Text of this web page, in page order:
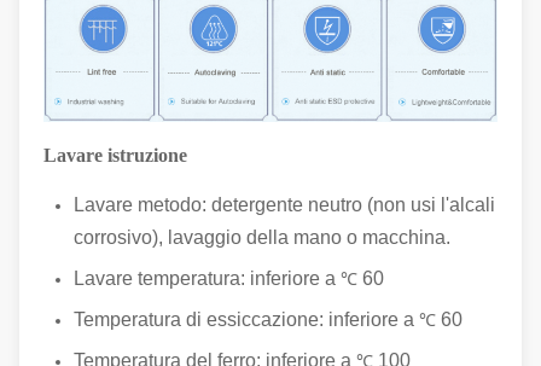
Lavare istruzione
Lavare metodo: detergente neutro (non usi l'alcali
corrosivo), lavaggio della mano o macchina.
Lavare temperatura: inferiore a ℃ 60
Temperatura di essiccazione: inferiore a ℃ 60
Temperatura del ferro: inferiore a ℃ 100